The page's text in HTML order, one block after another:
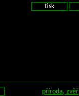
tisk
příroda, zvěř